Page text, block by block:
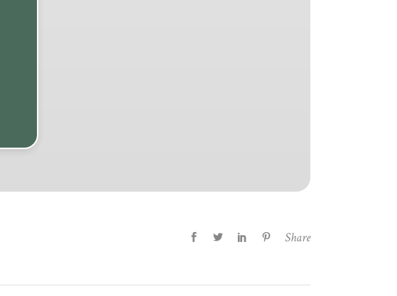
Share